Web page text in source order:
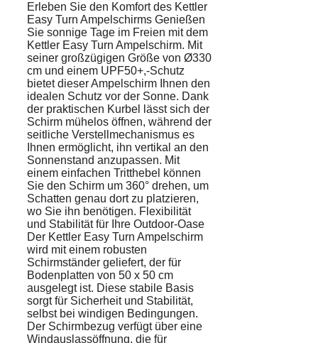
Erleben Sie den Komfort des Kettler
Easy Turn Ampelschirms Genießen
Sie sonnige Tage im Freien mit dem
Kettler Easy Turn Ampelschirm. Mit
seiner großzügigen Größe von Ø330
cm und einem UPF50+,-Schutz
bietet dieser Ampelschirm Ihnen den
idealen Schutz vor der Sonne. Dank
der praktischen Kurbel lässt sich der
Schirm mühelos öffnen, während der
seitliche Verstellmechanismus es
Ihnen ermöglicht, ihn vertikal an den
Sonnenstand anzupassen. Mit
einem einfachen Tritthebel können
Sie den Schirm um 360° drehen, um
Schatten genau dort zu platzieren,
wo Sie ihn benötigen. Flexibilität
und Stabilität für Ihre Outdoor-Oase
Der Kettler Easy Turn Ampelschirm
wird mit einem robusten
Schirmständer geliefert, der für
Bodenplatten von 50 x 50 cm
ausgelegt ist. Diese stabile Basis
sorgt für Sicherheit und Stabilität,
selbst bei windigen Bedingungen.
Der Schirmbezug verfügt über eine
Windauslassöffnung, die für